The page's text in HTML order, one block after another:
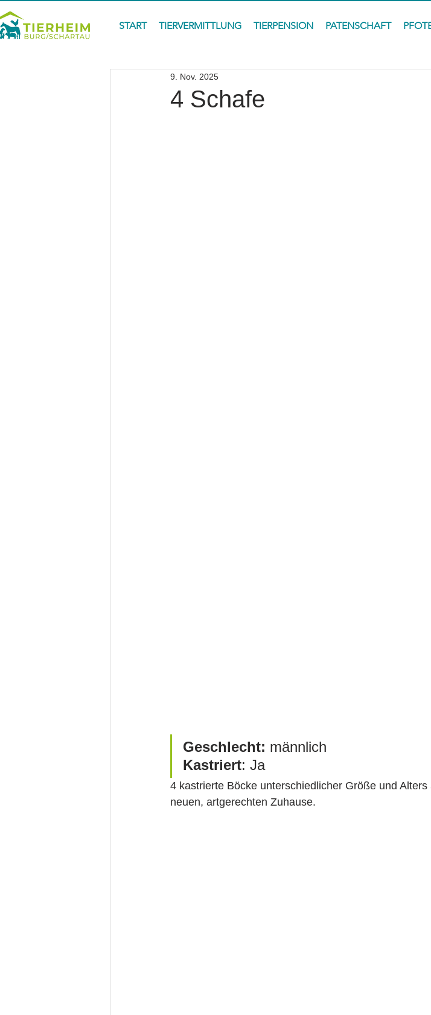
START TIERVERMITTLUNG TIERPENSION PATENSCHAFT
4 Schafe
9. Nov. 2025
Geschlecht:
Kastriert
: Ja
4 kastrierte Böcke unterschiedlicher Größe und
neuen, artgerechten Zuhause.